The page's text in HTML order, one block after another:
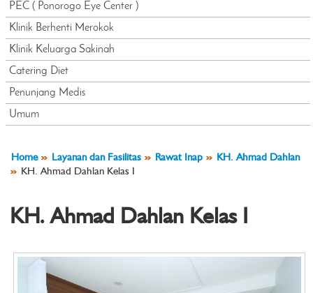
PEC ( Ponorogo Eye Center )
Klinik Berhenti Merokok
Klinik Keluarga Sakinah
Catering Diet
Penunjang Medis
Umum
Home Layanan dan Fasilitas Rawat Inap
KH. Ahmad Dahlan
KH. Ahmad Dahlan Kelas I
KH. Ahmad Dahlan Kelas I